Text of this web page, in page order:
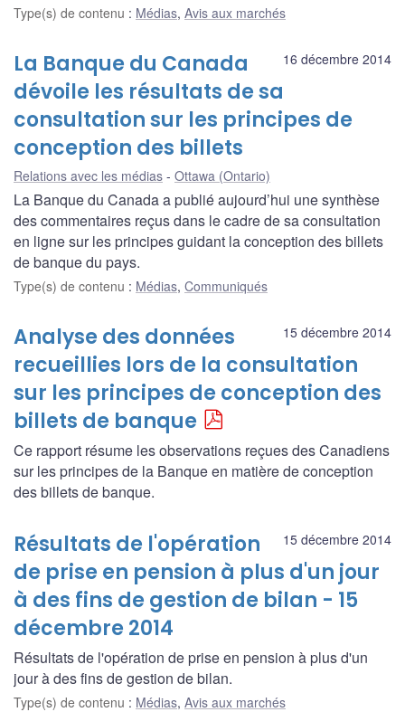
Type(s) de contenu : Médias, Avis aux marchés
16 décembre 2014
La Banque du Canada
dévoile les résultats de sa
consultation sur les principes de
conception des billets
Relations avec les médias Ottawa (Ontario)
La Banque du Canada a publié aujourd’hui une synthèse
des commentaires reçus dans le cadre de sa consultation
en ligne sur les principes guidant la conception des billets
de banque du pays.
Type(s) de contenu : Médias, Communiqués
15 décembre 2014
Analyse des données
recueillies lors de la consultation
sur les principes de conception des
billets de banque
Ce rapport résume les observations reçues des Canadiens
sur les principes de la Banque en matière de conception
des billets de banque.
15 décembre 2014
Résultats de l'opération
de prise en pension à plus d'un jour
à des fins de gestion de bilan - 15
décembre 2014
Résultats de l'opération de prise en pension à plus d'un
jour à des fins de gestion de bilan.
Type(s) de contenu : Médias, Avis aux marchés